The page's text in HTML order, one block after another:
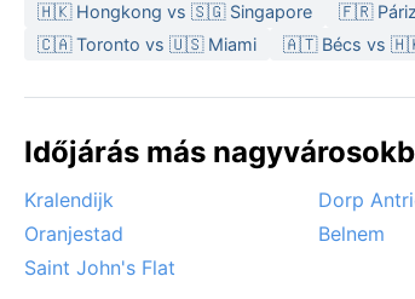
🇭🇰 Hongkong vs 🇸🇬 Singapore 🇫🇷
🇨🇦 Toronto vs 🇺🇸 Miami
🇦🇹 Bécs vs
Időjárás más
Kralendijk Dorp
Oranjestad
Belnem
Saint John's Flat